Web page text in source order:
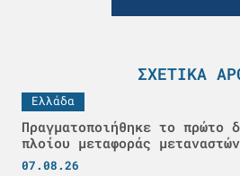
ΣΧΕΤΙΚΆ
Ελλάδα
Πραγματοποιήθηκε το πρώτο
πλοίου μεταφοράς
07.08.26